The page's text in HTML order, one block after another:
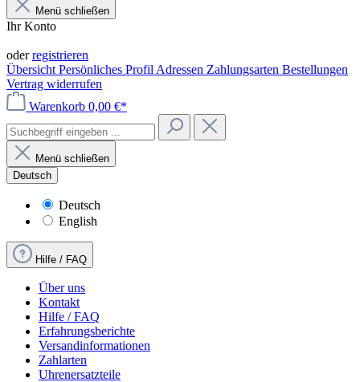
Menü schließen
Ihr Konto
oderregistrieren
Übersicht Persönliches Profil Adressen Zahlungsarten Bestellungen
Vertrag widerrufen
Warenkorb 0,00 €*
Menü schließen
Deutsch
Deutsch
English
Hilfe / FAQ
Über uns
Kontakt
Hilfe / FAQ
Erfahrungsberichte
Versandinformationen
Zahlarten
Uhrenersatzteile